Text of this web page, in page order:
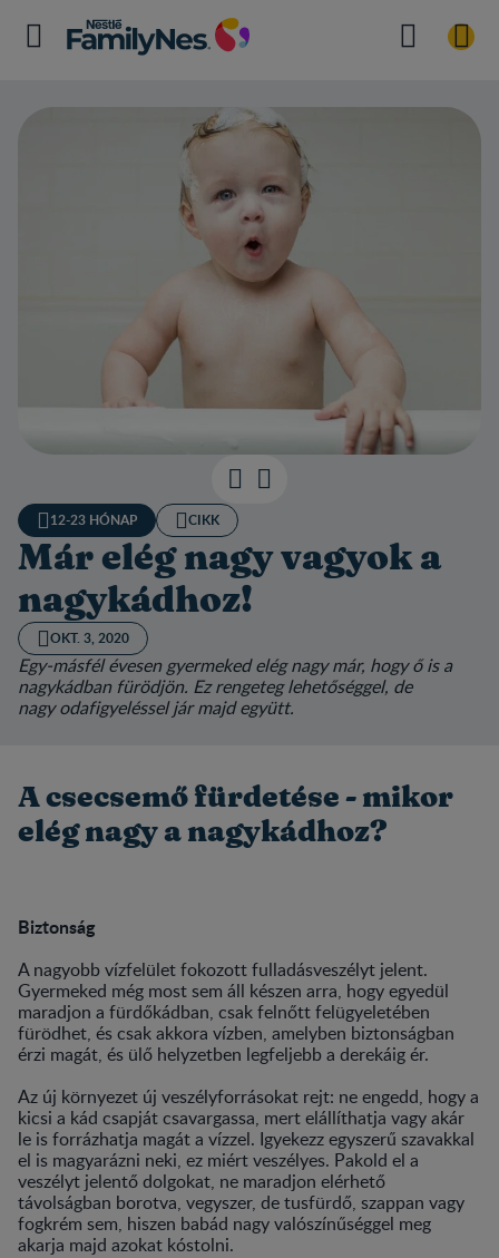
12-23 HÓNAP CIKK
Már elég nagy vagyok a
nagykádhoz!
OKT. 3, 2020
Egy-másfél évesen gyermeked elég nagy már, hogy ő is a
nagykádban fürödjön. Ez rengeteg lehetőséggel, de
nagy odafigyeléssel jár majd együtt.
A csecsemő fürdetése - mikor
elég nagy a nagykádhoz?
Biztonság
A nagyobb vízfelület fokozott fulladásveszélyt jelent.
Gyermeked még most sem áll készen arra, hogy egyedül
maradjon a fürdőkádban, csak felnőtt felügyeletében
fürödhet, és csak akkora vízben, amelyben biztonságban
érzi magát, és ülő helyzetben legfeljebb a derekáig ér.
Az új környezet új veszélyforrásokat rejt: ne engedd, hogy a
kicsi a kád csapját csavargassa, mert elállíthatja vagy akár
le is forrázhatja magát a vízzel. Igyekezz egyszerű szavakkal
el is magyarázni neki, ez miért veszélyes. Pakold el a
veszélyt jelentő dolgokat, ne maradjon elérhető
távolságban borotva, vegyszer, de tusfürdő, szappan vagy
fogkrém sem, hiszen babád nagy valószínűséggel meg
akarja majd azokat kóstolni.